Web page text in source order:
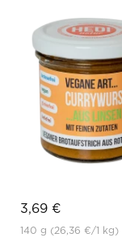
3,69 €
140 g (26,36 €/1 kg)